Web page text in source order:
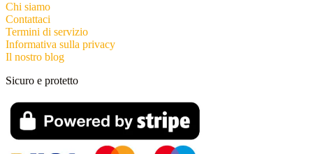
Chi siamo
Contattaci
Termini di servizio
Informativa sulla privacy
Il nostro blog
Sicuro e protetto